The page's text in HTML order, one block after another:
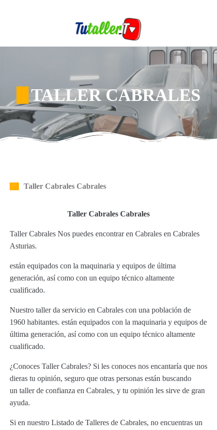
TALLER CABRALES
Taller Cabrales Cabrales
Taller Cabrales Cabrales
Taller Cabrales Nos puedes encontrar en Cabrales en Cabrales
Asturias.
están equipados con la maquinaria y equipos de última
generación, así como con un equipo técnico altamente
cualificado.
Nuestro taller da servicio en Cabrales con una población de
1960 habitantes. están equipados con la maquinaria y equipos de
última generación, así como con un equipo técnico altamente
cualificado.
¿Conoces Taller Cabrales? Si les conoces nos encantaría que nos
dieras tu opinión, seguro que otras personas están buscando
un taller de confianza en Cabrales, y tu opinión les sirve de gran
ayuda.
Si en nuestro Listado de Talleres de Cabrales, no encuentras un